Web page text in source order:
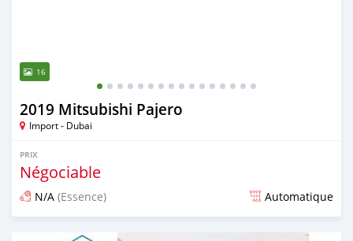
16
2019 Mitsubishi Pajero
Import - Dubai
PRIX
Négociable
N/A (Essence) Automatique